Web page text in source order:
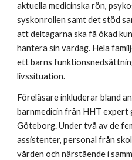
aktuella medicinska rön,
syskonrollen samt det stöd
att deltagarna ska få ökad
hantera sin vardag. Hela
ett barns
livssituation.
Föreläsare inkluderar bland
barnmedicin från HHT expert
Göteborg. Under två av de
assistenter, personal från
vården och närstående i